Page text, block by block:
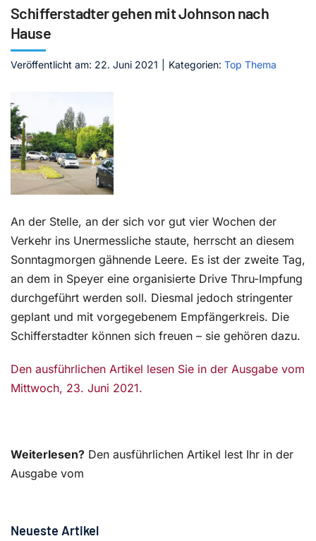
Mediathek
Jetzt abonnieren
Schifferstadter gehen mit Johnson nach
Hause
Veröffentlicht am: 22. Juni 2021 Kategorien: Top Thema
An der Stelle, an der sich vor gut vier Wochen der
Verkehr ins Unermessliche staute, herrscht an diesem
Sonntagmorgen gähnende Leere. Es ist der zweite Tag,
an dem in Speyer eine organisierte Drive Thru-Impfung
durchgeführt werden soll. Diesmal jedoch stringenter
geplant und mit vorgegebenem Empfängerkreis. Die
Schifferstadter können sich freuen – sie gehören dazu.
Den ausführlichen Artikel lesen Sie in der Ausgabe vom
Mittwoch, 23. Juni 2021.
Weiterlesen? Den ausführlichen Artikel lest Ihr in der
Ausgabe vom
Neueste Artikel